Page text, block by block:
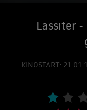
Lassiter -
KINOSTART: